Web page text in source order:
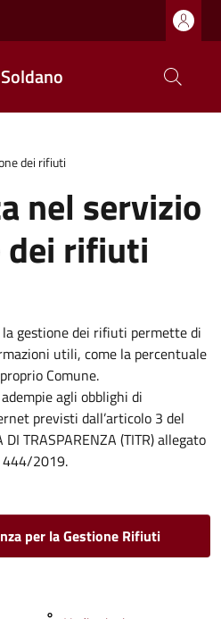
dei rifiuti
nel servizio
dei rifiuti
gestione dei rifiuti permette di
utili, come la percentuale
Comune.
agli obblighi di
previsti dall’articolo 3 del
DI TRASPARENZA (TITR) allegato
444/2019.
per la Gestione Rifiuti